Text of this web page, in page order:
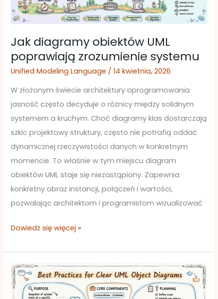
Jak diagramy obiektów UML
poprawiają zrozumienie systemu
Unified Modeling Language /14 kwietnia, 2026
W złożonym świecie architektury oprogramowania
jasność często decyduje o różnicy między solidnym
systemem a kruchym. Choć diagramy klas dostarczają
szkic projektowy struktury, często nie potrafią oddać
dynamicznej rzeczywistości danych w konkretnym
momencie. To właśnie w tym miejscu diagram
obiektów UML staje się niezastąpiony. Zapewnia
konkretny obraz instancji, połączeń i wartości,
pozwalając architektom i programistom wizualizować
systemu
Dowiedz się więcej »
Najlepsze
praktyki